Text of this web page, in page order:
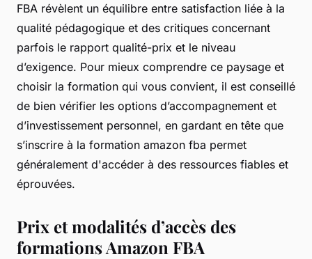
FBA révèlent un équilibre entre satisfaction liée à la
qualité pédagogique et des critiques concernant
parfois le rapport qualité-prix et le niveau
d’exigence. Pour mieux comprendre ce paysage et
choisir la formation qui vous convient, il est conseillé
de bien vérifier les options d’accompagnement et
d’investissement personnel, en gardant en tête que
s’inscrire à la formation amazon fba permet
généralement d'accéder à des ressources fiables et
éprouvées.
Prix et modalités d’accès des
formations Amazon FBA